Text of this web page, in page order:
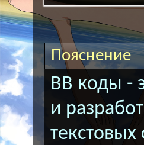
Пояснение
BB коды -
и